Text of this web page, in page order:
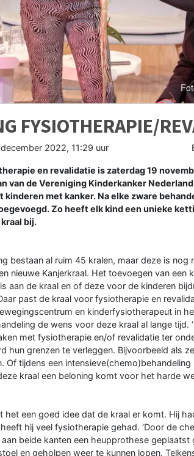
FYSIOTHERAPIE/
december 2022, 11:29 uur
en revalidatie is zaterdag 19
van de Vereniging Kinderkanker
kinderen met kanker. Na elke zware
Zo heeft elk kind een unieke
bij.
bestaan al ruim 45 kralen, maar deze is
nieuwe Kanjerkraal. Het toevoegen van
aan de kraal en of deze voor de kinderen
past de kraal voor fysiotherapie en
en kinderfysiotherapeut in
de wens voor deze kraal al lange tijd.
met fysiotherapie en/of revalidatie ter
hun grenzen te verleggen. Bijvoorbeeld als
Of tijdens een
kraal een beloning komt voor het harde
het een goed idee dat de kraal er komt. Hij
hij veel fysiotherapie gehad. ‘Door de
beide kanten een heupprothese
en geholpen weer te kunnen lopen.